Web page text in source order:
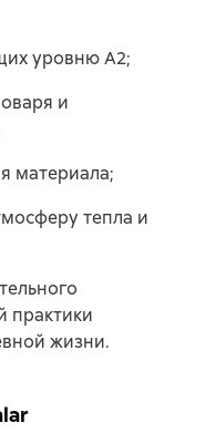
уровню A2;
и
материала;
тепла и
практики
жизни.